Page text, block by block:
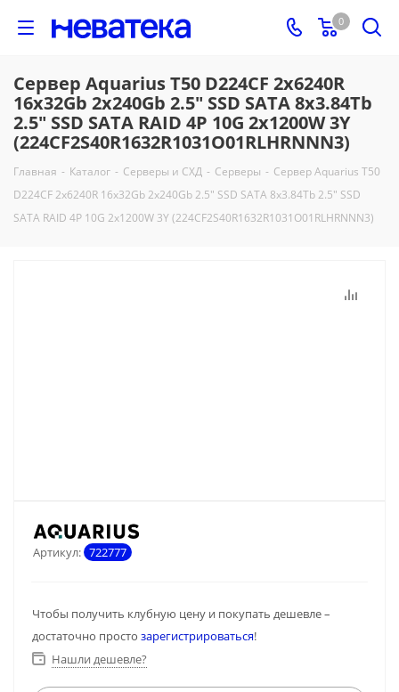
0
Сервер Aquarius T50 D224CF 2x6240R
16x32Gb 2x240Gb 2.5" SSD SATA 8x3.84Tb
2.5" SSD SATA RAID 4P 10G 2x1200W 3Y
(224CF2S40R1632R1031O01RLHRNNN3)
Главная - Каталог - Серверы и СХД - Серверы - Сервер Aquarius T50
D224CF 2x6240R 16x32Gb 2x240Gb 2.5" SSD SATA 8x3.84Tb 2.5" SSD
SATA RAID 4P 10G 2x1200W 3Y (224CF2S40R1632R1031O01RLHRNNN3)
Артикул: 722777
Чтобы получить клубную цену и покупать дешевле –
достаточно просто зарегистрироваться!
Нашли дешевле?